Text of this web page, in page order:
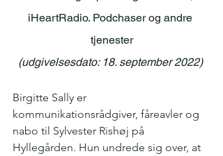
iHeartRadio. Podchaser og andre
tjenester
(udgivelsesdato: 18. september 2022)
Birgitte Sally er
kommunikationsrådgiver, fåreavler og
nabo til Sylvester Rishøj på
Hyllegården. Hun undrede sig over, at